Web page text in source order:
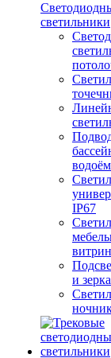
светильники
IP67
и